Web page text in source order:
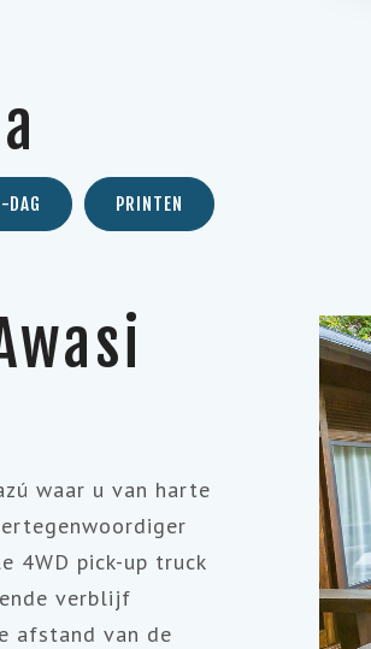
DAG PRINTEN
waar u van harte
4WD pick-up truck
verblijf
afstand van de